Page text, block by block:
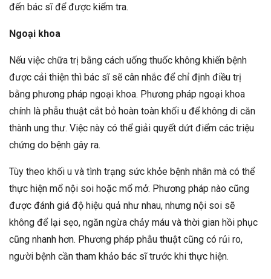
đến bác sĩ để được kiểm tra.
Ngoại khoa
Nếu việc chữa trị bằng cách uống thuốc không khiến bệnh
được cải thiện thì bác sĩ sẽ cân nhắc để chỉ định điều trị
bằng phương pháp ngoại khoa. Phương pháp ngoại khoa
chính là phẫu thuật cắt bỏ hoàn toàn khối u để không di căn
thành ung thư. Việc này có thể giải quyết dứt điểm các triệu
chứng do bệnh gây ra.
Tùy theo khối u và tình trạng sức khỏe bệnh nhân mà có thể
thực hiện mổ nội soi hoặc mổ mở. Phương pháp nào cũng
được đánh giá độ hiệu quả như nhau, nhưng nội soi sẽ
không để lại sẹo, ngăn ngừa chảy máu và thời gian hồi phục
cũng nhanh hơn. Phương pháp phẫu thuật cũng có rủi ro,
người bệnh cần tham khảo bác sĩ trước khi thực hiện.